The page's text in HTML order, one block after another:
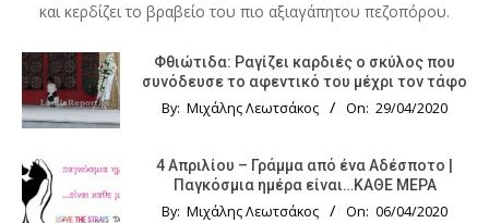
και κερδίζει το βραβείο του πιο αξιαγάπητου πεζοπόρου.
Φθιώτιδα: Ραγίζει καρδιές ο σκύλος που
συνόδευσε το αφεντικό του μέχρι τον τάφο
By: Μιχάλης Λεωτσάκος On: 29/04/2020
4 Απριλίου – Γράμμα από ένα Αδέσποτο |
Παγκόσμια ημέρα είναι…ΚΑΘΕ ΜΕΡΑ
By: Μιχάλης Λεωτσάκος On: 06/04/2020